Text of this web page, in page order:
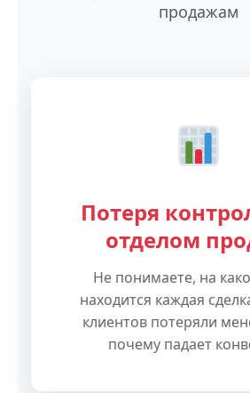
продажам
Потеря
отделом
Не понимаете, на
находится каждая
клиентов потеряли
почему падает